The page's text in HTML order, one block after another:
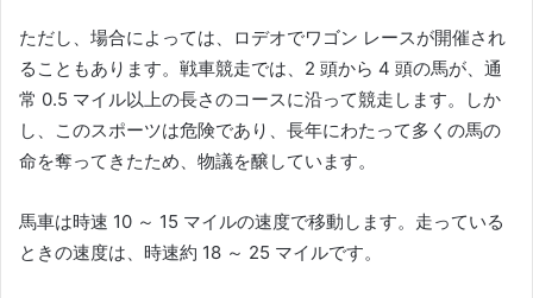
ただし、場合によっては、ロデオでワゴン レースが開催され
ることもあります。 戦車競走では、2 頭から 4 頭の馬が、通
常 0.5 マイル以上の長さのコースに沿って競走します。
しか
し、このスポーツは危険であり、長年にわたって多くの馬の
命を奪ってきたため、物議を醸しています。
馬車は時速 10 ～ 15 マイルの速度で移動します。 走っている
ときの速度は、時速約 18 ～ 25 マイルです。